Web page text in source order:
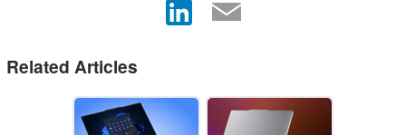
Related Articles